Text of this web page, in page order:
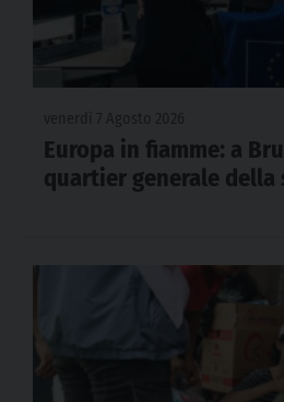
Europa in fiamme: a
quartier generale